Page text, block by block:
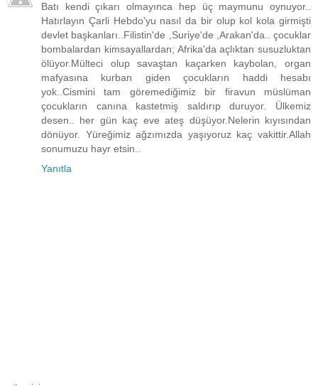
Batı kendi çıkarı olmayınca hep üç maymunu oynuyor..
Hatırlayın Çarli Hebdo'yu nasıl da bir olup kol kola girmişti
devlet başkanları..Filistin'de ,Suriye'de ,Arakan'da.. çocuklar
bombalardan kimsayallardan; Afrika'da açlıktan susuzluktan
ölüyor.Mülteci olup savaştan kaçarken kaybolan, organ
mafyasına kurban giden çocukların haddi hesabı
yok..Cismini tam göremediğimiz bir firavun müslüman
çocukların canına kastetmiş saldırıp duruyor. Ülkemiz
desen.. her gün kaç eve ateş düşüyor.Nelerin kıyısından
dönüyor. Yüreğimiz ağzımızda yaşıyoruz kaç vakittir.Allah
sonumuzu hayr etsin..
Yanıtla